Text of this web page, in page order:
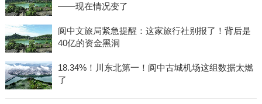
——现在情况变了
阆中文旅局紧急提醒：这家旅行社别报了！背后是
40亿的资金黑洞
18.34%！川东北第一！阆中古城机场这组数据太燃
了